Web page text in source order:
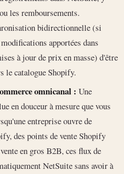
les remboursements.
bidirectionnelle (si
apportées dans
à jour de prix en masse) d'être
le catalogue Shopify.
omnicanal : Une
en douceur à mesure que vous
entreprise ouvre de
des points de vente Shopify
en gros B2B, ces flux de
NetSuite sans avoir à